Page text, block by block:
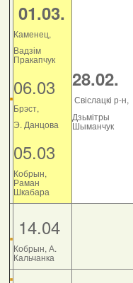
01.03.
Каменец,
Вадзім
Пракапчук
06.03
Брэст,
Э. Данцова
05.03
Кобрын,
Раман
Шкабара
28.02.
Свіслацкі р-н,
Дзьмітры
Шыманчук
14.04
Кобрын, А.
Кальчанка